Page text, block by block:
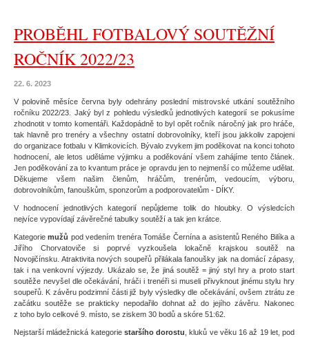
PROBĚHL FOTBALOVÝ SOUTĚŽNÍ
ROČNÍK 2022/23
22. 6. 2023
V polovině měsíce června byly odehrány poslední mistrovské utkání soutěžního
ročníku 2022/23. Jaký byl z pohledu výsledků jednotlivých kategorií se pokusíme
zhodnotit v tomto komentáři. Každopádně to byl opět ročník náročný jak pro hráče,
tak hlavně pro trenéry a všechny ostatní dobrovolníky, kteří jsou jakkoliv zapojeni
do organizace fotbalu v Klimkovicích. Bývalo zvykem jim poděkovat na konci tohoto
hodnocení, ale letos uděláme výjimku a poděkování všem zahájíme tento článek.
Jen poděkování za to kvantum práce je opravdu jen to nejmenší co můžeme udělat.
Děkujeme všem našim členům, hráčům, trenérům, vedoucím, výboru,
dobrovolníkům, fanouškům, sponzorům a podporovatelům - DÍKY.
V hodnocení jednotlivých kategorií nepůjdeme tolik do hloubky. O výsledcích
nejvíce vypovídají závěrečné tabulky soutěží a tak jen krátce.
Kategoriemužů pod vedením trenéra Tomáše Černína a asistentů Reného Bilíka a
Jiřího Chorvatoviče si poprvé vyzkoušela lokačně krajskou soutěž na
Novojičínsku. Atraktivita nových soupeřů přilákala fanoušky jak na domácí zápasy,
tak i na venkovní výjezdy. Ukázalo se, že jiná soutěž = jiný styl hry a proto start
soutěže nevyšel dle očekávání, hráči i trenéři si museli přivyknout jinému stylu hry
soupeřů. K závěru podzimní části již byly výsledky dle očekávání, ovšem ztrátu ze
začátku soutěže se prakticky nepodařilo dohnat až do jejího závěru. Nakonec
z toho bylo celkové 9. místo, se ziskem 30 bodů a skóre 51:62.
Nejstarší mládežnická kategorie staršího dorostu , kluků ve věku 16 až 19 let, pod